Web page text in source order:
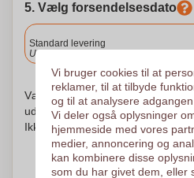
5. Vælg forsendelsesdato
Standard levering
Upload og godkend dine filer i morgen
Vær ikke urolig! Vi kontrollerer
udskrive først efter din
Ikke før. Din tilfredshed er vores
Vi bruger cookies til at
reklamer, til at tilbyde
og til at analysere
Vi deler også oplysninger
hjemmeside med vores
medier, annoncering og
kan kombinere disse
som du har givet dem, eller